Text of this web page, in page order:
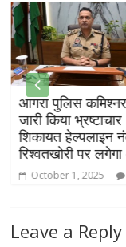
आगरा पुलिस
जारी किया भ्रष्टाचार
शिकायत हेल्पलाइन
रिश्वतखोरी पर
October 1, 2025
Leave a Reply